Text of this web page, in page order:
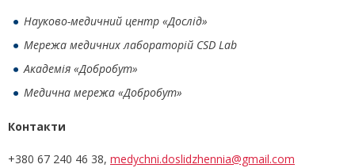
Науково-медичний центр «Дослід»
Мережа медичних лабораторій CSD Lab
Академія «Добробут»
Медична мережа «Добробут»
Контакти
+380 67 240 46 38, medychni.doslidzhennia@gmail.com